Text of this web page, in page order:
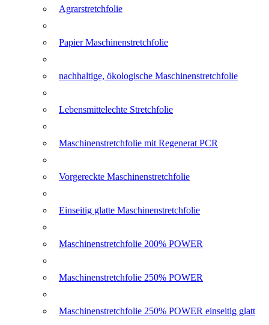
Agrarstretchfolie
Papier Maschinenstretchfolie
nachhaltige, ökologische Maschinenstretchfolie
Lebensmittelechte Stretchfolie
Maschinenstretchfolie mit Regenerat PCR
Vorgereckte Maschinenstretchfolie
Einseitig glatte Maschinenstretchfolie
Maschinenstretchfolie 200% POWER
Maschinenstretchfolie 250% POWER
Maschinenstretchfolie 250% POWER einseitig glatt